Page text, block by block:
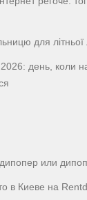
для
день, коли
или
в Киеве на